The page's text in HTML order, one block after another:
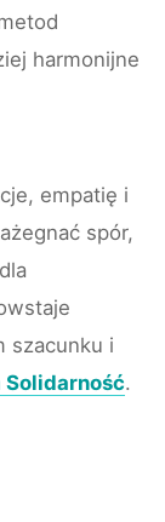
harmonijne
empatię i
spór,
szacunku i
Solidarność.